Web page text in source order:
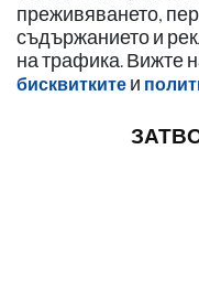
преживяването,
съдържанието и
на трафика. Вижте
бисквитките и